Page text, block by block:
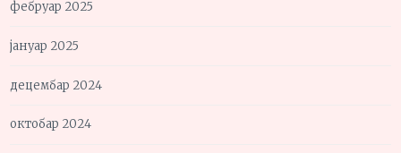
фебруар 2025
јануар 2025
децембар 2024
октобар 2024